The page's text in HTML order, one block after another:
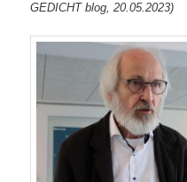
GEDICHT blog, 20.05.2023)